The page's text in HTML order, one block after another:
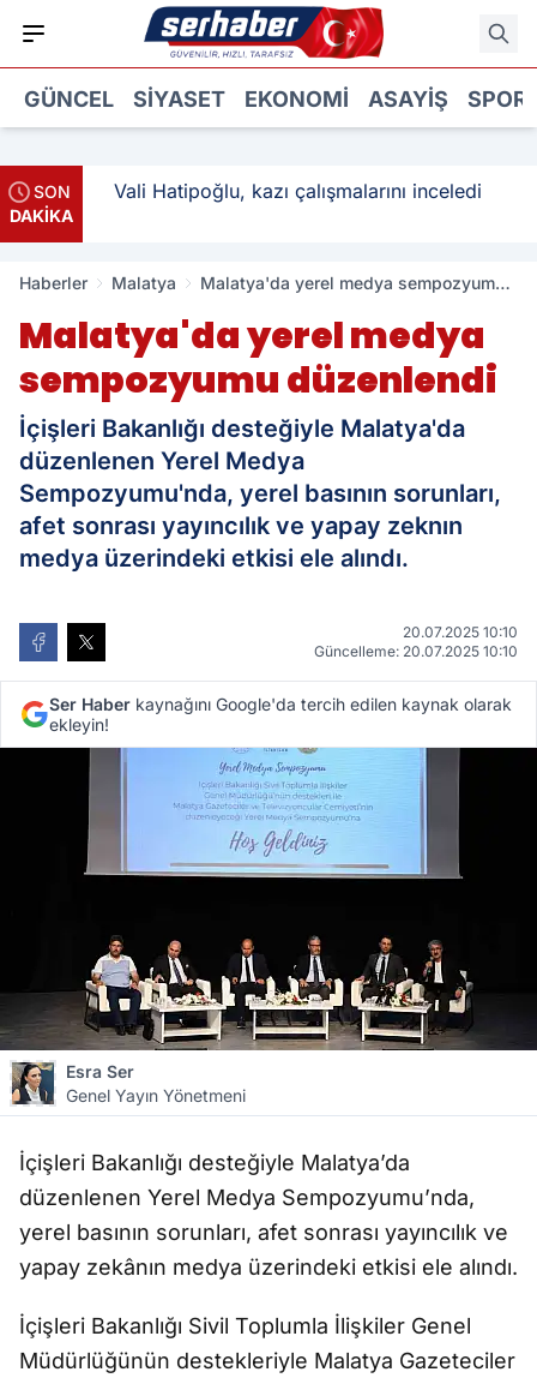
GÜNCEL SIYASET EKONOMI ASAYIŞ SPOR
SON
DAKİKA
3 Vali Hatipoğlu, kazı çalışmalarını inceledi
Haberler Malatya
Malatya'da yerel medya sempozyumu
Malatya'da yerel medya
sempozyumu düzenlendi
İçişleri Bakanlığı desteğiyle Malatya'da
düzenlenen Yerel Medya
Sempozyumu'nda, yerel basının sorunları,
afet sonrası yayıncılık ve yapay zeknın
medya üzerindeki etkisi ele alındı.
20.07.2025 10:10
Güncelleme: 20.07.2025 10:10
Ser Haber kaynağını Google'da tercih edilen kaynak olarak
ekleyin!
Esra Ser
Genel Yayın Yönetmeni
İçişleri Bakanlığı desteğiyle Malatya’da
düzenlenen Yerel Medya Sempozyumu’nda,
yerel basının sorunları, afet sonrası yayıncılık ve
yapay zekânın medya üzerindeki etkisi ele alındı.
İçişleri Bakanlığı Sivil Toplumla İlişkiler Genel
Müdürlüğünün destekleriyle Malatya Gazeteciler